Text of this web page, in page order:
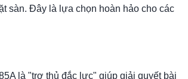
sàn. Đây là lựa chọn hoàn hảo cho các
là "trợ thủ đắc lực" giúp giải quyết bài